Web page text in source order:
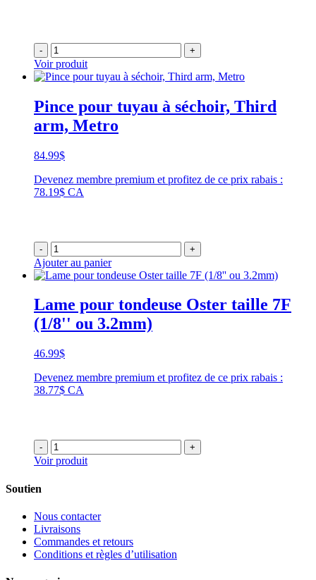
- +
Voir produit
Pince pour tuyau à séchoir, Third
arm, Metro
84.99$
Devenez membre premium et profitez de ce prix rabais :
78.19$ CA
- +
Ajouter au panier
Lame pour tondeuse Oster taille 7F
(1/8'' ou 3.2mm)
46.99$
Devenez membre premium et profitez de ce prix rabais :
38.77$ CA
- +
Voir produit
Soutien
Nous contacter
Livraisons
Commandes et retours
Conditions et règles d’utilisation